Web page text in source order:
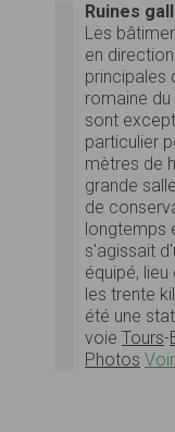
Ruines
Les
en
principales
romaine
sont
particulier
mètres de
grande
de
longtemps
s'agissait
équipé,
les trente
été une
voie Tours-
Photos